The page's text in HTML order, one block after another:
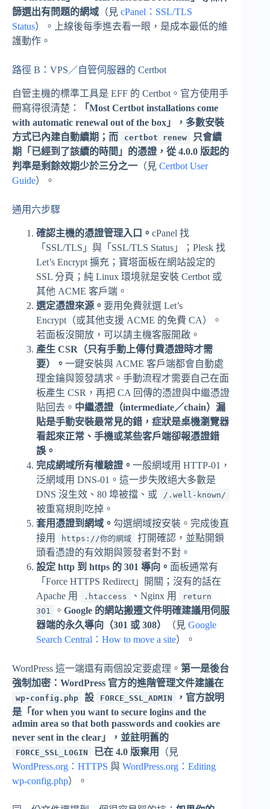
篩選出有問題的網域 （見 cPanel：SSL/TLS
Status）。上線後每季進去看一眼，是成本最低的維
護動作。
路徑 B：VPS／自管伺服器的 Certbot
自管主機的標準工具是 EFF 的 Certbot。官方使用手
冊寫得很清楚：
「Most Certbot installations come
with automatic renewal out of the box」，多數安裝
方式已內建自動續期；而
certbot renew
只會續
期「已經到了該續的時間」的憑證，從 4.0.0 版起的
判準是剩餘效期少於三分之一 （見 Certbot User
Guide）。
通用六步驟
確認主機的憑證管理入口。 cPanel 找
「SSL/TLS」與「SSL/TLS Status」；Plesk 找
Let’s Encrypt 擴充；寶塔面板在網站設定的
SSL 分頁；純 Linux 環境就是安裝 Certbot 或
其他 ACME 客戶端。
選定憑證來源。 要用免費就選 Let’s
Encrypt（或其他支援 ACME 的免費 CA）。
若面板沒開放，可以請主機客服開啟。
產生 CSR（只有手動上傳付費憑證時才需
要）。 一鍵安裝與 ACME 客戶端都會自動處
理金鑰與簽發請求。手動流程才需要自己在面
板產生 CSR，再把 CA 回傳的憑證與中繼憑證
貼回去。 中繼憑證（intermediate／chain）漏
貼是手動安裝最常見的錯，症狀是桌機瀏覽器
看起來正常、手機或某些客戶端卻報憑證錯
誤。
完成網域所有權驗證。 一般網域用 HTTP-01，
泛網域用 DNS-01。這一步失敗絕大多數是
DNS 沒生效、80 埠被擋、或
/.well-known/
被重寫規則吃掉。
套用憑證到網域。 勾選網域按安裝。完成後直
接用
https://你的網域
打開確認，並點開鎖
頭看憑證的有效期與簽發者對不對。
設定 http 到 https 的 301 導向。 面板通常有
「Force HTTPS Redirect」開關；沒有的話在
Apache 用
.htaccess 、Nginx 用
return
301
。 Google 的網站搬遷文件明確建議用伺服
器端的永久導向（301 或 308）
（見 Google
Search Central：How to move a site）。
WordPress 這一端還有兩個設定要處理。 第一是後台
強制加密：WordPress 官方的進階管理文件建議在
wp-config.php 設 FORCE_SSL_ADMIN
，官方說明
是「for when you want to secure logins and the
admin area so that both passwords and cookies are
never sent in the clear」，並註明舊的
FORCE_SSL_LOGIN 已在 4.0 版棄用
（見
WordPress.org：HTTPS 與 WordPress.org：Editing
wp-config.php）。